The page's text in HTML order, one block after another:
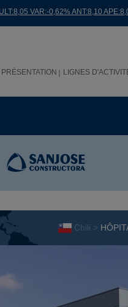
VAR:-0,62% ANT:8,10
PRÉSENTATION LIGNES
Chili >